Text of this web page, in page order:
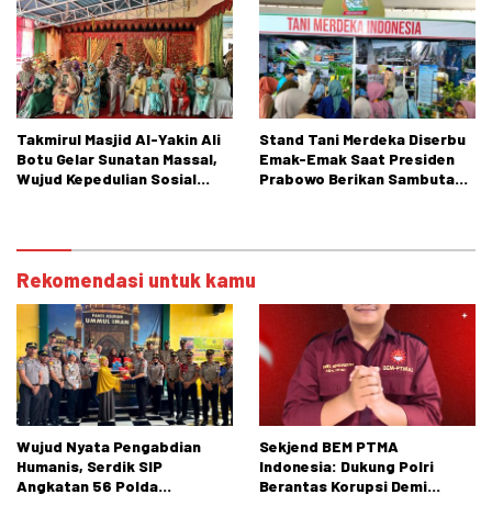
Takmirul Masjid Al-Yakin Ali
Botu Gelar Sunatan Massal,
Wujud Kepedulian Sosial
Stand Tani Merdeka Diserbu
Emak-Emak Saat Presiden
Prabowo Berikan Sambutan
Rekomendasi untuk kamu
Wujud Nyata Pengabdian
Humanis, Serdik SIP
Angkatan 56 Polda
Sekjend BEM PTMA
Indonesia: Dukung Polri
Berantas Korupsi Demi